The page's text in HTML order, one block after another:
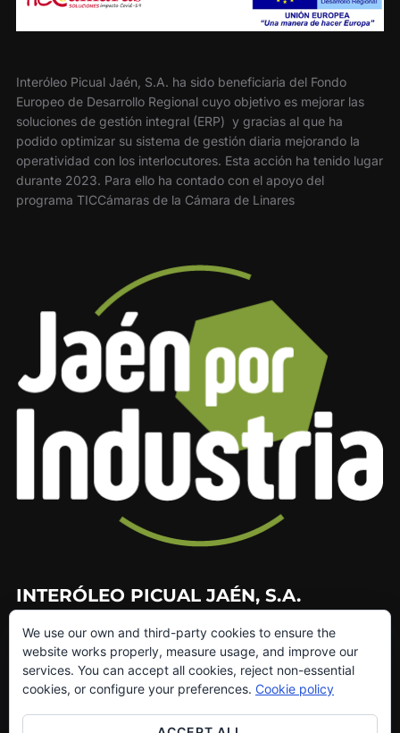
Interóleo Picual Jaén, S.A. ha sido beneficiaria del Fondo
Europeo de Desarrollo Regional cuyo objetivo es mejorar las
soluciones de gestión integral (ERP) y gracias al que ha
podido optimizar su sistema de gestión diaria mejorando la
operatividad con los interlocutores. Esta acción ha tenido lugar
durante 2023. Para ello ha contado con el apoyo del
programa TICCámaras de la Cámara de Linares
INTERÓLEO PICUAL JAÉN, S.A.
953 226 010
953 272 499
info@interoleo.com
canaldedenuncias@interoleo.com
We use our own and third-party cookies to ensure the
website works properly, measure usage, and improve our
services. You can accept all cookies, reject non-essential
cookies, or configure your preferences. Cookie policy